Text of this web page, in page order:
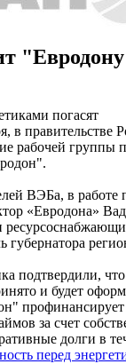
погасят
в правительстве
рабочей группы
ВЭБа, в работе
«Евродона»
губернатора
подтвердили,
и будет
за счет
долги в
перед